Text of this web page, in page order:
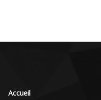
Accueil